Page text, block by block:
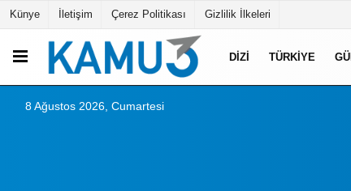
Künye İletişim Çerez Politikası Gizlilik İlkeleri
DIZI TÜRKIYE
8 Ağustos 2026, Cumartesi